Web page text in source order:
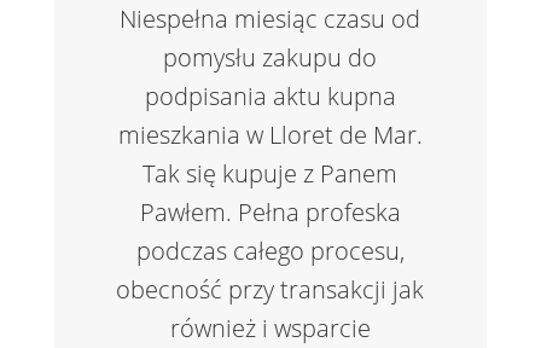
Niespełna miesiąc czasu od
pomysłu zakupu do
podpisania aktu kupna
mieszkania w Lloret de Mar.
Tak się kupuje z Panem
Pawłem. Pełna profeska
podczas całego procesu,
obecność przy transakcji jak
również i wsparcie